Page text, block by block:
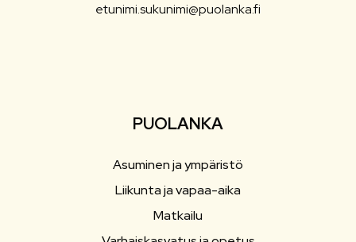
etunimi.sukunimi@puolanka.fi
PUOLANKA
Asuminen ja ympäristö
Liikunta ja vapaa-aika
Matkailu